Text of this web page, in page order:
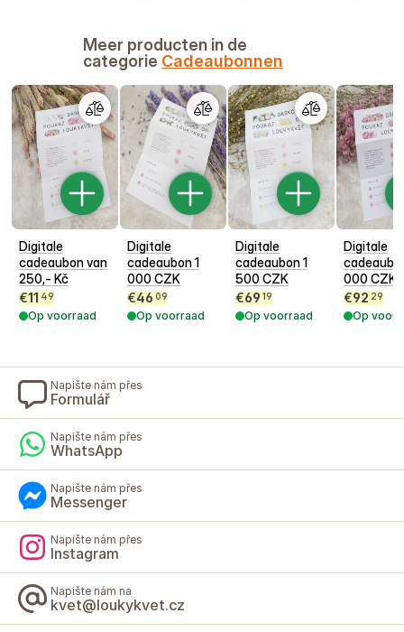
Meer producten in de
categorie Cadeaubonnen
Digitale
cadeaubon van
250,- Kč
€11 49
Op voorraad
Digitale
cadeaubon 1
000 CZK
€46 09
Op voorraad
Digitale
cadeaubon 1
500 CZK
€69 19
Op voorraad
Digitale
000 CZK
€92 29
Op
Napište nám přes
Formulář
Napište nám přes
WhatsApp
Napište nám přes
Messenger
Napište nám přes
Instagram
Napište nám na
kvet@loukykvet.cz